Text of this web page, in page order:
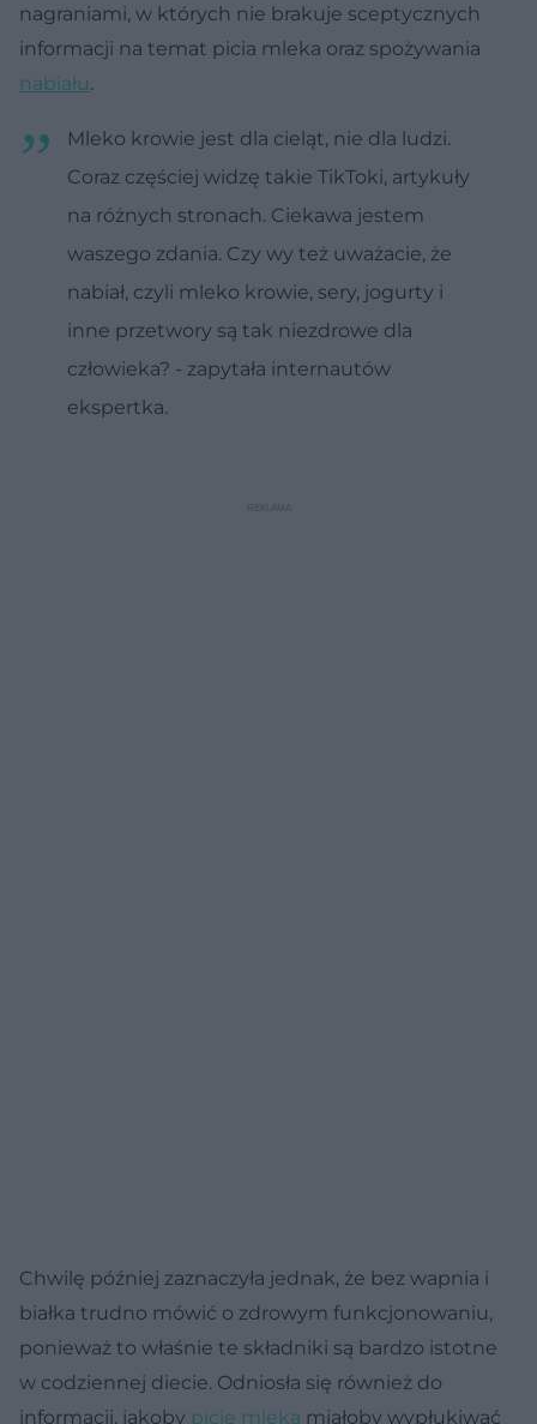
nagraniami, w których nie brakuje sceptycznych
informacji na temat picia mleka oraz spożywania
nabiału.
Mleko krowie jest dla cieląt, nie dla ludzi.
Coraz częściej widzę takie TikToki, artykuły
na różnych stronach. Ciekawa jestem
waszego zdania. Czy wy też uważacie, że
nabiał, czyli mleko krowie, sery, jogurty i
inne przetwory są tak niezdrowe dla
człowieka? - zapytała internautów
ekspertka.
Chwilę później zaznaczyła jednak, że bez wapnia i
białka trudno mówić o zdrowym funkcjonowaniu,
ponieważ to właśnie te składniki są bardzo istotne
w codziennej diecie. Odniosła się również do
informacji, jakoby picie mleka miałoby wypłukiwać